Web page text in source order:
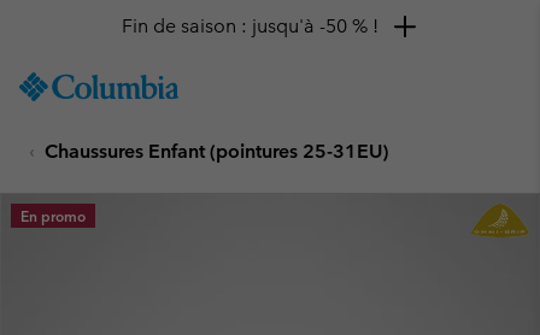
TO
SKIP
MAIN
NAV
Fin de saison : jusqu'à -50 % !
Chaussures Enfant (pointures 25-31EU)
En promo